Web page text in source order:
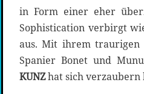
in Form einer eher
Sophistication verbirgt
aus. Mit ihrem traurigen
Spanier Bonet und
KUNZhat sich verzaubern